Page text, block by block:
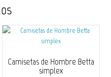
Camisetas de Hombre Betta
simplex